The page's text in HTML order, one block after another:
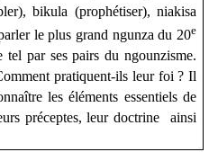
bikula (prophétiser), niakisa
le plus grand ngunza du 20e
par ses pairs du ngounzisme.
pratiquent-ils leur foi ? Il
les éléments essentiels de
préceptes, leur doctrine ainsi